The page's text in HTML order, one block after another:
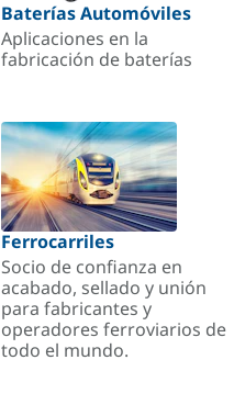
Baterías Automóviles
Aplicaciones en la
fabricación de baterías
Ferrocarriles
Socio de confianza en
acabado, sellado y unión
para fabricantes y
operadores ferroviarios de
todo el mundo.